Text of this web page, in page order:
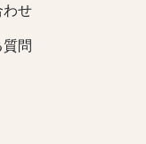
わせ
質問